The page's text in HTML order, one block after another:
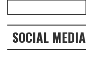
SOCIAL MEDIA